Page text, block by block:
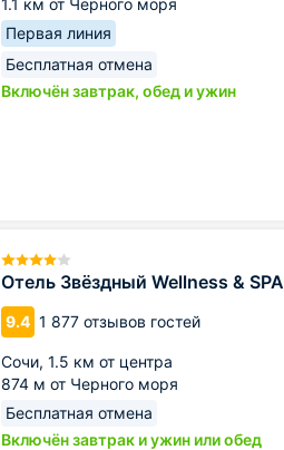
Первая линия
Бесплатная отмена
Включён завтрак, обед и ужин
Отель Звёздный Wellness & SPA
9.4 1 877 отзывов гостей
Сочи, 1.5 км от центра
874 м от Черного моря
Бесплатная отмена
Включён завтрак и ужин или обед